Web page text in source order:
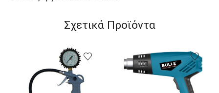
Σχετικά Προϊόντα